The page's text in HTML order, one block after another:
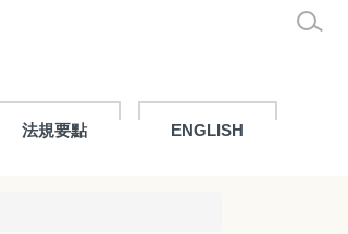
法規要點 ENGLISH